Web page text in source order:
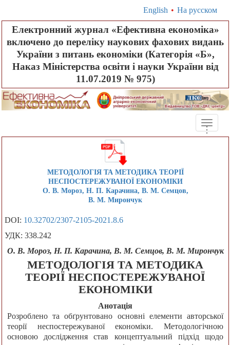
English • На русском
Електронний журнал «Ефективна економіка»
включено до переліку наукових фахових видань
України з питань економіки (Категорія «Б»,
Наказ Міністерства освіти і науки України від
11.07.2019 № 975)
Toggle
...
МЕТОДОЛОГІЯ ТА МЕТОДИКА ТЕОРІЇ
НЕСПОСТЕРЕЖУВАНОЇ ЕКОНОМІКИ
О. В. Мороз, Н. П. Карачина, В. М. Семцов,
В. М. Мирончук
DOI: 10.32702/2307-2105-2021.8.6
УДК: 338.242
О. В. Мороз, Н. П. Карачина, В. М. Семцов, В. М. Мирончук
МЕТОДОЛОГІЯ ТА МЕТОДИКА
ТЕОРІЇ НЕСПОСТЕРЕЖУВАНОЇ
ЕКОНОМІКИ
Анотація
Розроблено та обґрунтовано основні елементи авторської
теорії неспостережуваної економіки. Методологічною
основою дослідження став концептуальний підхід щодо